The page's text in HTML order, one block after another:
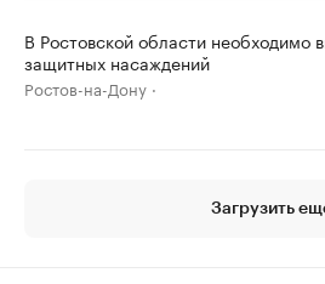
В Ростовской области необходимо
защитных насаждений
Ростов-на-Дону
Загрузить